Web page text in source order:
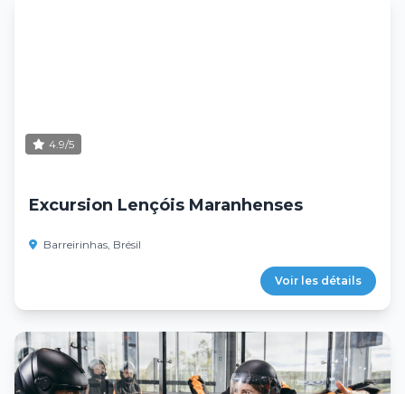
4.9/5
Excursion Lençóis Maranhenses
Barreirinhas, Brésil
Voir les détails